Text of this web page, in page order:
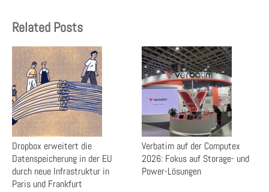
Related Posts
Dropbox erweitert die
Datenspeicherung in der EU
durch neue Infrastruktur in
Paris und Frankfurt
Verbatim auf der Computex
2026: Fokus auf Storage- und
Power-Lösungen